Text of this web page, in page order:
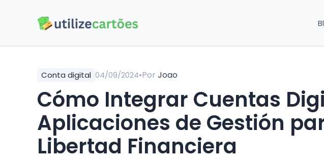
Conta digital 04/09/2024•Por Joao
Cómo Integrar Cuentas
Aplicaciones de Gestión
Libertad Financiera